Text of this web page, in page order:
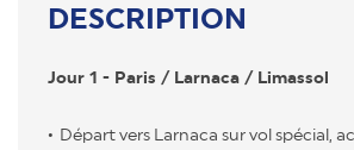
DESCRIPTION
Jour 1 - Paris / Larnaca / Limassol
Départ vers Larnaca sur vol spécial,